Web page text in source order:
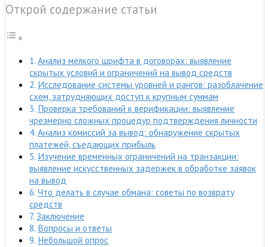
Открой содержание статьи
Анализ мелкого шрифта в договорах: выявление
скрытых условий и ограничений на вывод средств
Исследование системы уровней и рангов: разоблачение
схем, затрудняющих доступ к крупным суммам
Проверка требований к верификации: выявление
чрезмерно сложных процедур подтверждения личности
Анализ комиссий за вывод: обнаружение скрытых
платежей, съедающих прибыль
Изучение временных ограничений на транзакции:
выявление искусственных задержек в обработке заявок
на вывод
Что делать в случае обмана: советы по возврату
средств
Заключение
Вопросы и ответы
Небольшой опрос